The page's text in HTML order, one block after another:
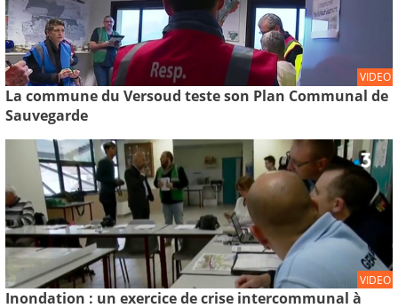
VIDEO
La commune du Versoud teste son Plan Communal de
Sauvegarde
VIDEO
Inondation : un exercice de crise intercommunal à